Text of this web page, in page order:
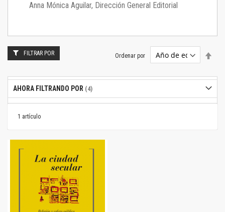
Anna Mónica Aguilar, Dirección General Editorial
1 artículo
Ordenar por
FILTRAR POR
AHORA FILTRANDO POR